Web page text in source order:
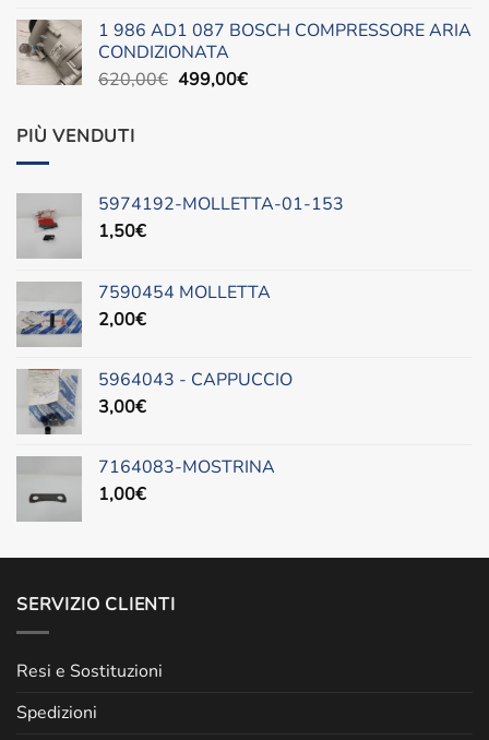
era:
490,00€.
è:
1 986 AD1 087 BOSCH COMPRESSORE ARIA
CONDIZIONATA
620,00€ Il
499,00€Il
PIÙ VENDUTI
5974192-MOLLETTA-01-153
1,50€
7590454 MOLLETTA
2,00€
5964043 - CAPPUCCIO
3,00€
7164083-MOSTRINA
1,00€
SERVIZIO CLIENTI
Resi e Sostituzioni
Spedizioni